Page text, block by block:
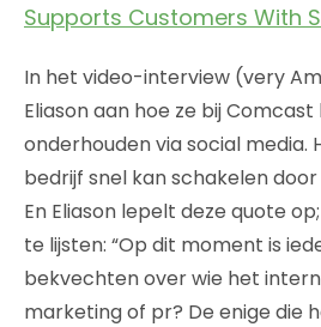
Supports Customers With
In het video-interview (very
Eliason aan hoe ze bij
onderhouden via social media.
bedrijf snel kan schakelen
En Eliason lepelt deze quote
te lijsten: “Op dit moment is
bekvechten over wie het
marketing of pr? De enige die